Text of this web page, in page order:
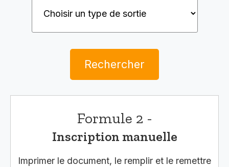
Rechercher
Formule 2 -
Inscription manuelle
Imprimer le document, le remplir et le remettre